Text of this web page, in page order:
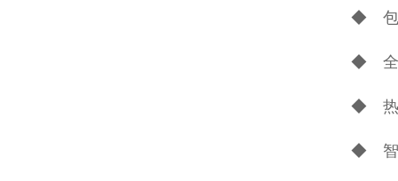
◆ 包
◆ 全
◆ 热
◆ 智